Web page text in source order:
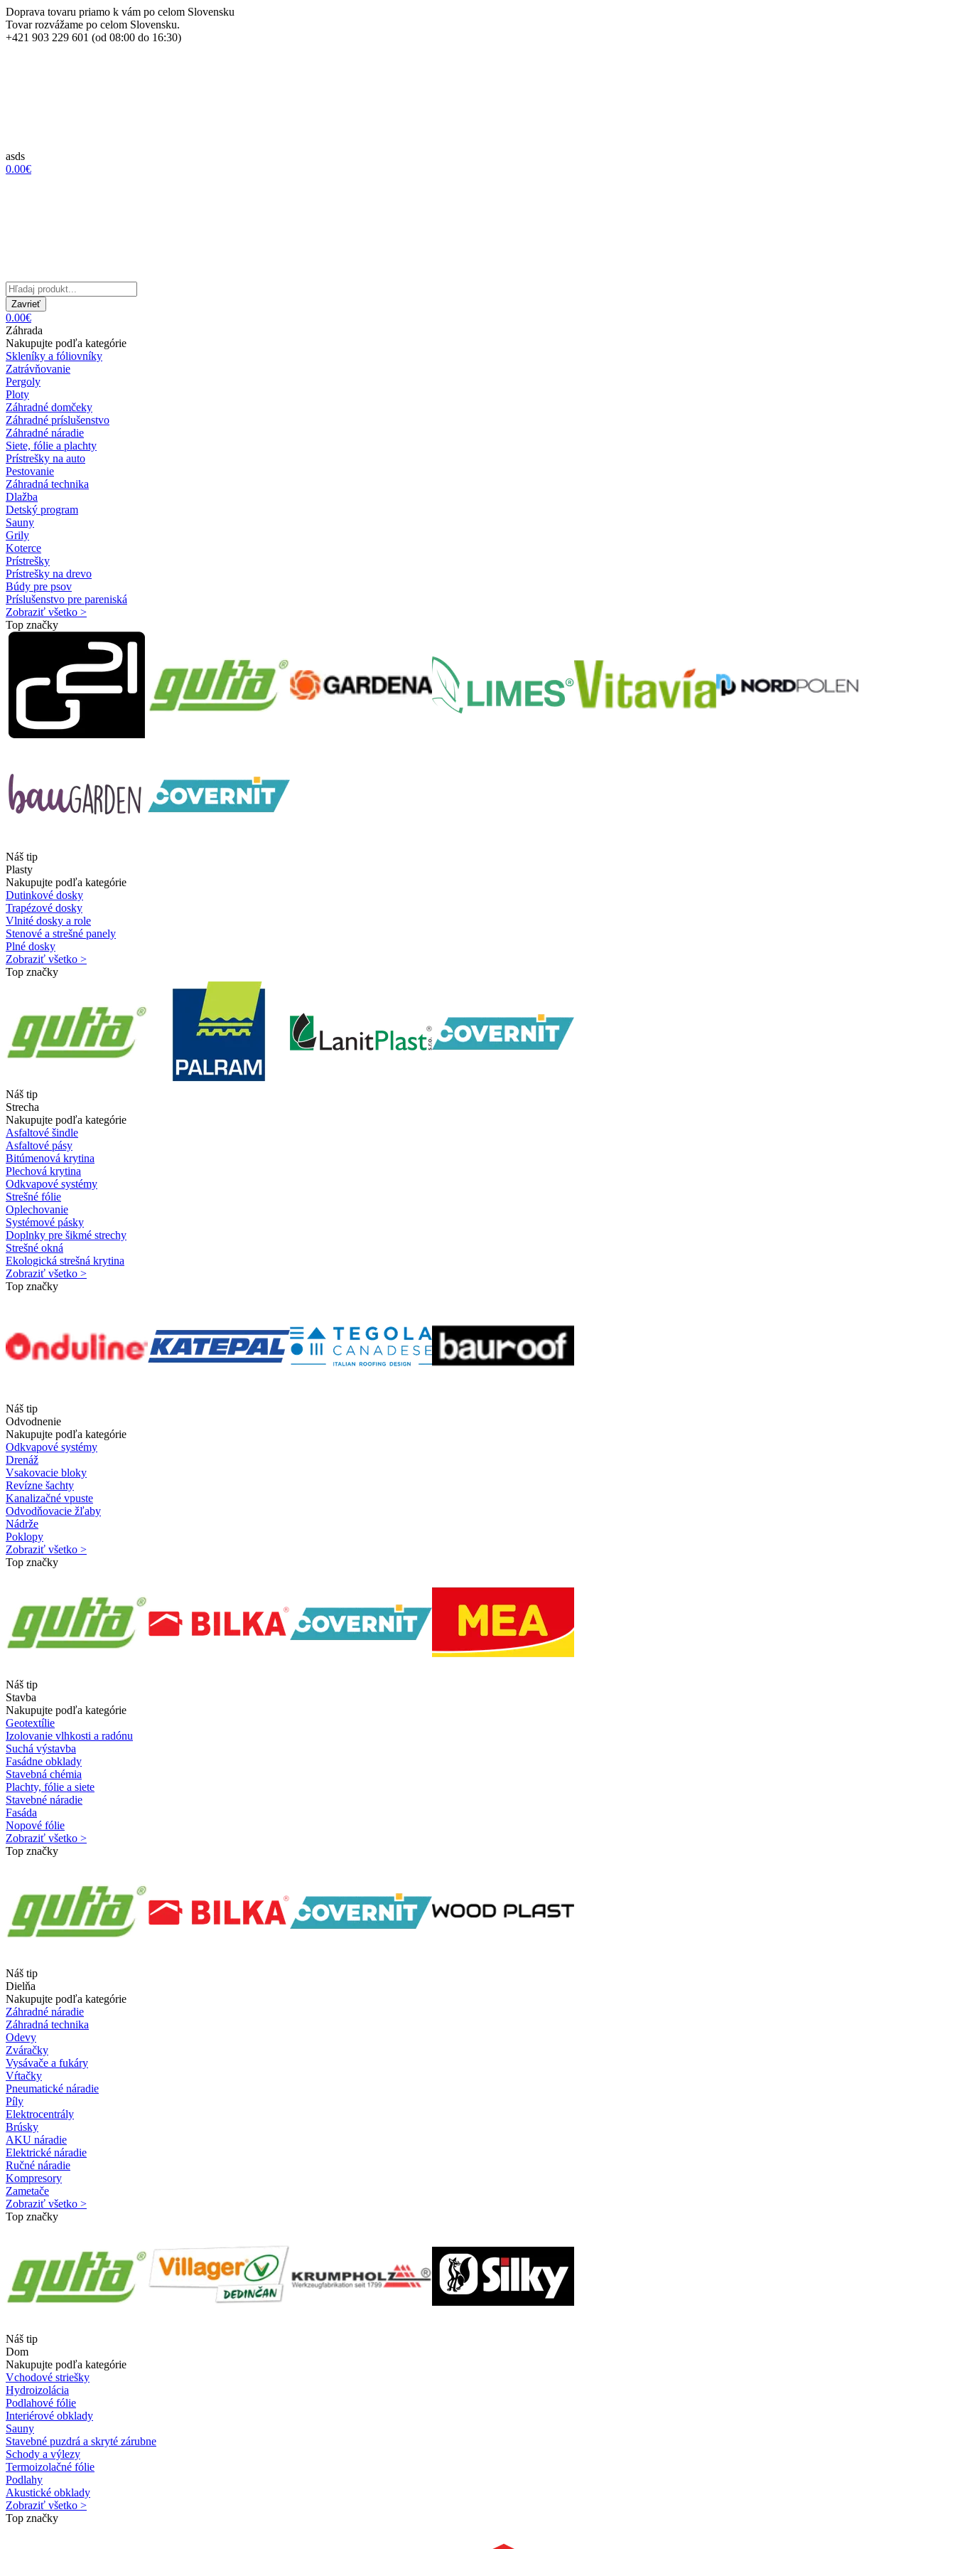
Doprava tovaru priamo k vám po celom Slovensku
Tovar rozvážame po celom Slovensku.
+421 903 229 601 (od 08:00 do 16:30)
asds
0.00€
Zavrieť
0.00€
Záhrada
Nakupujte podľa kategórie
Skleníky a fóliovníky
Zatrávňovanie
Pergoly
Ploty
Záhradné domčeky
Záhradné príslušenstvo
Záhradné náradie
Siete, fólie a plachty
Prístrešky na auto
Pestovanie
Záhradná technika
Dlažba
Detský program
Sauny
Grily
Koterce
Prístrešky
Prístrešky na drevo
Búdy pre psov
Príslušenstvo pre pareniská
Zobraziť všetko >
Top značky
Náš tip
Plasty
Nakupujte podľa kategórie
Dutinkové dosky
Trapézové dosky
Vlnité dosky a role
Stenové a strešné panely
Plné dosky
Zobraziť všetko >
Top značky
Náš tip
Strecha
Nakupujte podľa kategórie
Asfaltové šindle
Asfaltové pásy
Bitúmenová krytina
Plechová krytina
Odkvapové systémy
Strešné fólie
Oplechovanie
Systémové pásky
Doplnky pre šikmé strechy
Strešné okná
Ekologická strešná krytina
Zobraziť všetko >
Top značky
Náš tip
Odvodnenie
Nakupujte podľa kategórie
Odkvapové systémy
Drenáž
Vsakovacie bloky
Revízne šachty
Kanalizačné vpuste
Odvodňovacie žľaby
Nádrže
Poklopy
Zobraziť všetko >
Top značky
Náš tip
Stavba
Nakupujte podľa kategórie
Geotextílie
Izolovanie vlhkosti a radónu
Suchá výstavba
Fasádne obklady
Stavebná chémia
Plachty, fólie a siete
Stavebné náradie
Fasáda
Nopové fólie
Zobraziť všetko >
Top značky
Náš tip
Dielňa
Nakupujte podľa kategórie
Záhradné náradie
Záhradná technika
Odevy
Zváračky
Vysávače a fukáry
Vŕtačky
Pneumatické náradie
Píly
Elektrocentrály
Brúsky
AKU náradie
Elektrické náradie
Ručné náradie
Kompresory
Zametače
Zobraziť všetko >
Top značky
Náš tip
Dom
Nakupujte podľa kategórie
Vchodové striešky
Hydroizolácia
Podlahové fólie
Interiérové obklady
Sauny
Stavebné puzdrá a skryté zárubne
Schody a výlezy
Termoizolačné fólie
Podlahy
Akustické obklady
Zobraziť všetko >
Top značky